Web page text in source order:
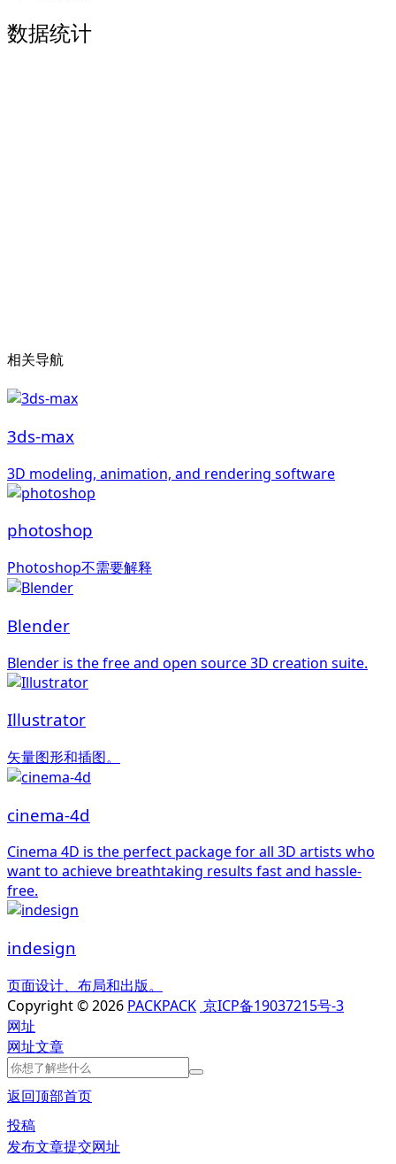
数据统计
相关导航
3ds-max
3D modeling, animation, and rendering software
photoshop
Photoshop不需要解释
Blender
Blender is the free and open source 3D creation suite.
Illustrator
矢量图形和插图。
cinema-4d
Cinema 4D is the perfect package for all 3D artists who
want to achieve breathtaking results fast and hassle-
free.
indesign
页面设计、布局和出版。
Copyright © 2026 PACKPACK 京ICP备19037215号-3
网址
网址文章
返回顶部首页
投稿
发布文章提交网址